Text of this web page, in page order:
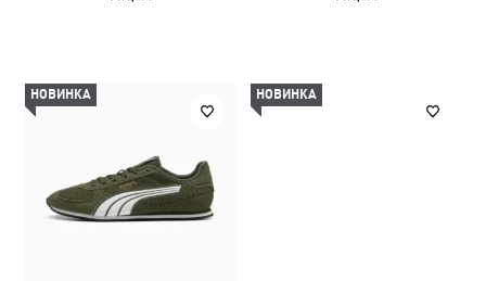
НОВИНКА НОВИНКА